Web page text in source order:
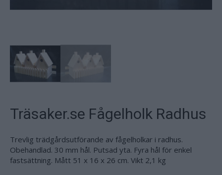
Träsaker.se Fågelholk Radhus
Trevlig trädgårdsutförande av fågelholkar i radhus.
Obehandlad. 30 mm hål. Putsad yta. Fyra hål för enkel
fastsättning. Mått 51 x 16 x 26 cm. Vikt 2,1 kg